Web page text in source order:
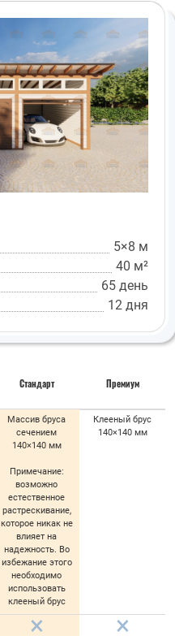
5×8 м
40 м²
65 день
12 дня
Стандарт Премиум
Массив бруса
сечением
140×140 мм
Примечание:
возможно
естественное
растрескивание,
которое никак не
влияет на
надежность. Во
избежание этого
необходимо
использовать
клееный брус
Клееный брус
140×140 мм